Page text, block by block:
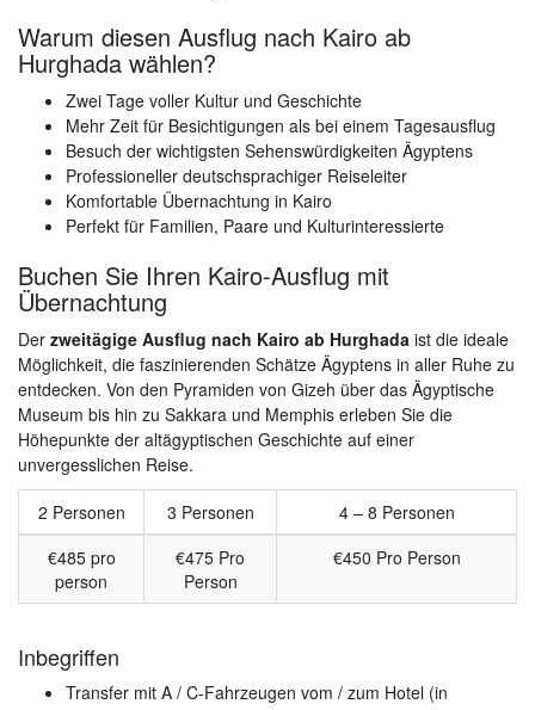
Warum diesen Ausflug nach Kairo ab
Hurghada wählen?
Zwei Tage voller Kultur und Geschichte
Mehr Zeit für Besichtigungen als bei einem Tagesausflug
Besuch der wichtigsten Sehenswürdigkeiten Ägyptens
Professioneller deutschsprachiger Reiseleiter
Komfortable Übernachtung in Kairo
Perfekt für Familien, Paare und Kulturinteressierte
Buchen Sie Ihren Kairo-Ausflug mit
Übernachtung
Der zweitägige Ausflug nach Kairo ab Hurghada ist die ideale
Möglichkeit, die faszinierenden Schätze Ägyptens in aller Ruhe zu
entdecken. Von den Pyramiden von Gizeh über das Ägyptische
Museum bis hin zu Sakkara und Memphis erleben Sie die
Höhepunkte der altägyptischen Geschichte auf einer
unvergesslichen Reise.
2 Personen
3 Personen
4 – 8 Personen
€485 pro
person
€475 Pro
Person
€450 Pro Person
Inbegriffen
Transfer mit A / C-Fahrzeugen vom / zum Hotel (in